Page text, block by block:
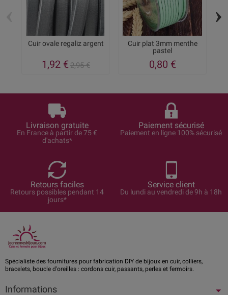
Cuir ovale regaliz argent
1,92 €2,95 €
Cuir plat 3mm menthe
pastel
0,80 €
›
Livraison gratuite
En France à partir de 75 €
d'achats*
Paiement sécurisé
Paiement en ligne 100% sécurisé
Retours faciles
Retours possibles pendant 14
jours*
Service client
Du lundi au vendredi de 9h à 18h
Spécialiste des fournitures pour fabrication DIY de bijoux en cuir, colliers,
bracelets, boucle d'oreilles : cordons cuir, passants, perles et fermoirs.
Informations